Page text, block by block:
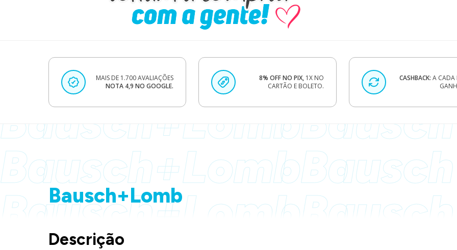
MAIS DE 1.700 AVALIAÇÕES
NOTA 4,9 NO GOOGLE.
8% OFF NO PIX, 1X NO
CARTÃO E BOLETO.
CASHBACK: A CADA
Bausch+Lomb
Bausch+Lomb
Bausch+Lomb
Bausch+Lomb
Descrição